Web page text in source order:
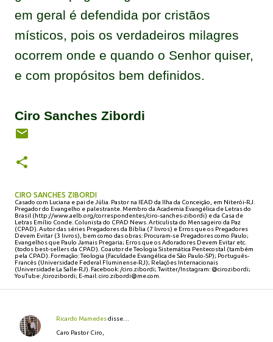
em geral é defendida por cristãos
místicos, pois os verdadeiros milagres
ocorrem onde e quando o Senhor quiser,
e com propósitos bem definidos.
Ciro Sanches Zibordi
CIRO SANCHES ZIBORDI
Casado com Luciana e pai de Júlia. Pastor na IEAD da Ilha da Conceição, em Niterói-RJ.
Pregador do Evangelho e palestrante. Membro da Academia Evangélica de Letras do
Brasil (http://www.aelb.org/correspondentes/ciro-sanches-zibordi) e da Casa de
Letras Emílio Conde. Colunista do CPAD News. Articulista do Mensageiro da Paz
(CPAD). Autor das séries Pregadores da Bíblia (7 livros) e Erros que os Pregadores
Devem Evitar (3 livros), bem como das obras: Procuram-se Pregadores como Paulo;
Evangelhos que Paulo Jamais Pregaria; Erros que os Adoradores Devem Evitar etc.
(todos best-sellers da CPAD). Coautor de Teologia Sistemática Pentecostal (também
pela CPAD). Formação: Teologia (Faculdade Evangélica de São Paulo-SP); Português-
Francês (Universidade Federal Fluminense-RJ); Relações Internacionais
(Universidade La Salle-RJ). Facebook: /ciro.zibordi; Twitter/Instagram: @cirozibordi;
YouTube: /cirozibordi; E-mail: ciro.zibordi@me.com.
C
o
Ricardo Mamedesdisse…
Caro Pastor Ciro,